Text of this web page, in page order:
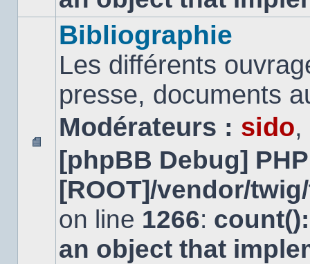
Aucun
message
non
Bibliographie
Les différents
presse, documents
Modérateurs : sido,
[phpBB Debug]
[ROOT]/vendor/
on line 1266:
an object that